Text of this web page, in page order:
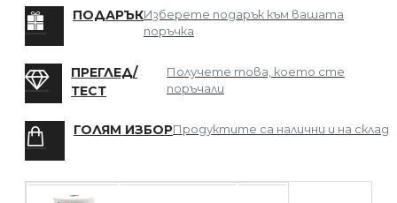
ПОДАРЪКИзберете подарък към вашата
поръчка
ПРЕГЛЕД/
ТЕСТ
Получете това, което сте
поръчали
ГОЛЯМ ИЗБОРПродуктите са налични и на склад